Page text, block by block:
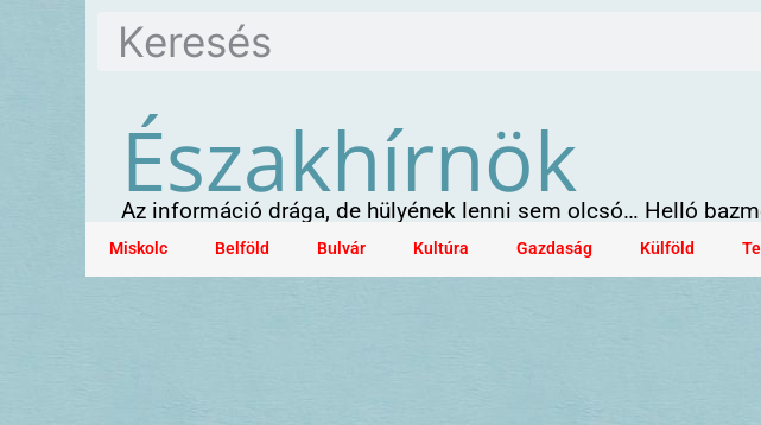
Északhírnök
Az információ drága, de hülyének lenni sem olcsó… Helló
Miskolc Belföld Bulvár Kultúra Gazdaság Külföld